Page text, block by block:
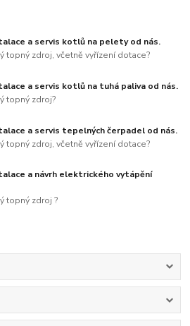
a servis kotlů na pelety od nás.
topný zdroj, včetně vyřízení dotace?
a servis kotlů na tuhá paliva od nás.
topný zdroj?
a servis tepelných čerpadel od nás.
topný zdroj, včetně vyřízení dotace?
a návrh elektrického vytápění
topný zdroj ?